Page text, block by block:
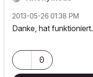
‎2013-05-26 01:38 PM
Danke, hat funktioniert.
0